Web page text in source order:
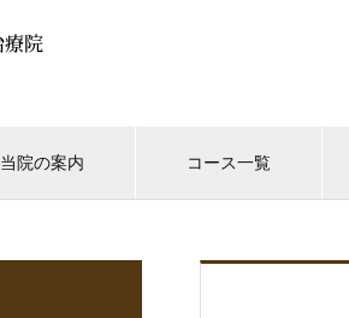
当院の案内 コース一覧